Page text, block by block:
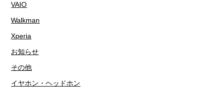
VAIO
Walkman
Xperia
お知らせ
その他
イヤホン・ヘッドホン